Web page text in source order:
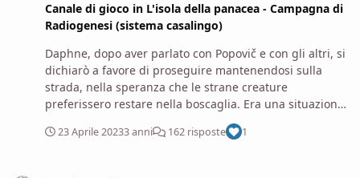
Canale di gioco in L'isola della panacea - Campagna di
Radiogenesi (sistema casalingo)
Daphne, dopo aver parlato con Popovič e con gli altri, si
dichiarò a favore di proseguire mantenendosi sulla
strada, nella speranza che le strane creature
preferissero restare nella boscaglia. Era una situazione
inquietante, ma d'altra parte sapeva bene, quando si
era imbarcata, che non sarebbe stata una vacanza.
23 Aprile 20233 anni 162 risposte 1